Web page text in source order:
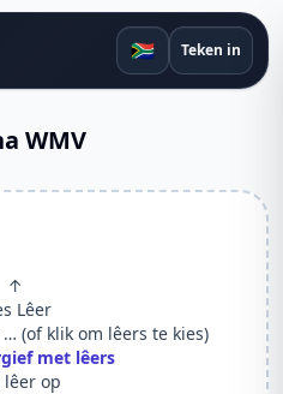
🇿🇦 Teken in
WMV
↑
Lêer
(of klik om lêers te kies)
met lêers
lêer op